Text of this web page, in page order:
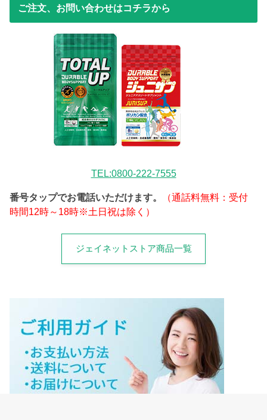
ご注文、お問い合わせはコチラから
TEL:0800-222-7555
番号タップでお電話いただけます。
（通話料無料：受付
時間12時～18時※土日祝は除く）
ジェイネットストア商品一覧